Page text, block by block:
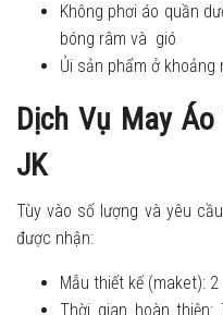
Không phơi áo quần
bóng râm và gió
Ủi sản phẩm ở khoảng
Dịch Vụ May
JK
Tùy vào số lượng và yêu
được nhận:
Mẫu thiết kế (maket):
Thời gian hoàn